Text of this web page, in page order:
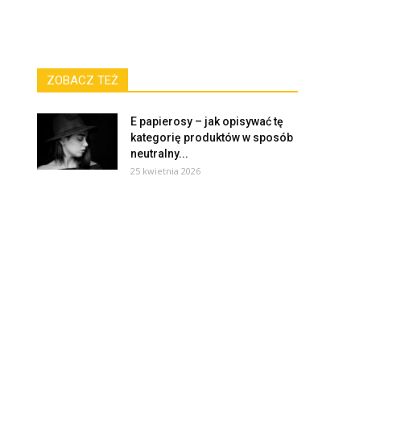
ZOBACZ TEŻ
E papierosy – jak opisywać tę
kategorię produktów w sposób
neutralny...
25 kwietnia 2026